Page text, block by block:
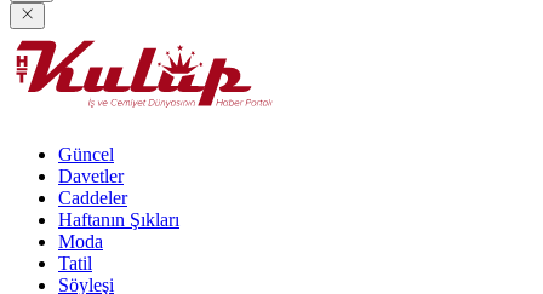
Güncel
Davetler
Caddeler
Haftanın Şıkları
Moda
Tatil
Söyleşi